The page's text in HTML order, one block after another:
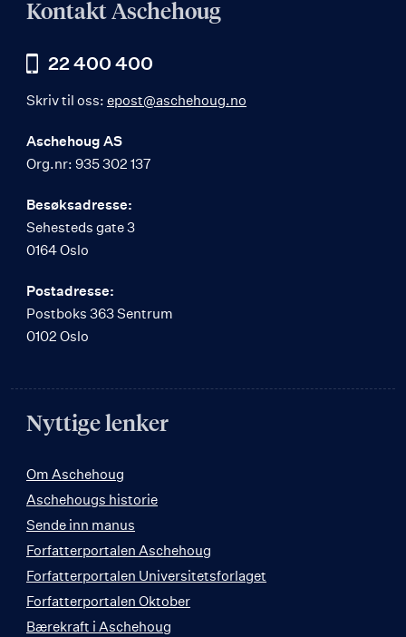
Kontakt Aschehoug
22 400 400
Skriv til oss: epost@aschehoug.no
Aschehoug AS
Org.nr: 935 302 137
Besøksadresse:
Sehesteds gate 3
0164 Oslo
Postadresse:
Postboks 363 Sentrum
0102 Oslo
Nyttige lenker
Om Aschehoug
Aschehougs historie
Sende inn manus
Forfatterportalen Aschehoug
Forfatterportalen Universitetsforlaget
Forfatterportalen Oktober
Bærekraft i Aschehoug